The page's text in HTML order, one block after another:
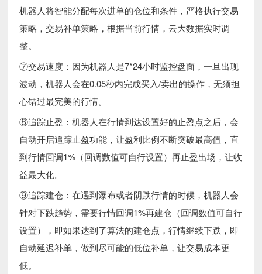
机器人将智能分配每次进单的仓位和条件，严格执行交易
策略，交易补单策略，根据当前行情，云大数据实时调
整。
⑦交易速度：因为机器人是7*24小时监控盘面，一旦出现
波动，机器人会在0.05秒内完成买入/卖出的操作，无须担
心错过最完美的行情。
⑧追踪止盈：机器人在行情到达设置好的止盈点之后，会
自动开启追踪止盈功能，让盈利比例不断突破最高值，直
到行情回调1%（回调数值可自行设置）再止盈出场，让收
益最大化。
⑨追踪建仓：在遇到瀑布或者阴跌行情的时候，机器人会
针对下跌趋势，需要行情回调1%再建仓（回调数值可自行
设置），即如果达到了算法的建仓点，行情继续下跌，即
自动延迟补单，做到尽可能的低位补单，让交易成本更
低。